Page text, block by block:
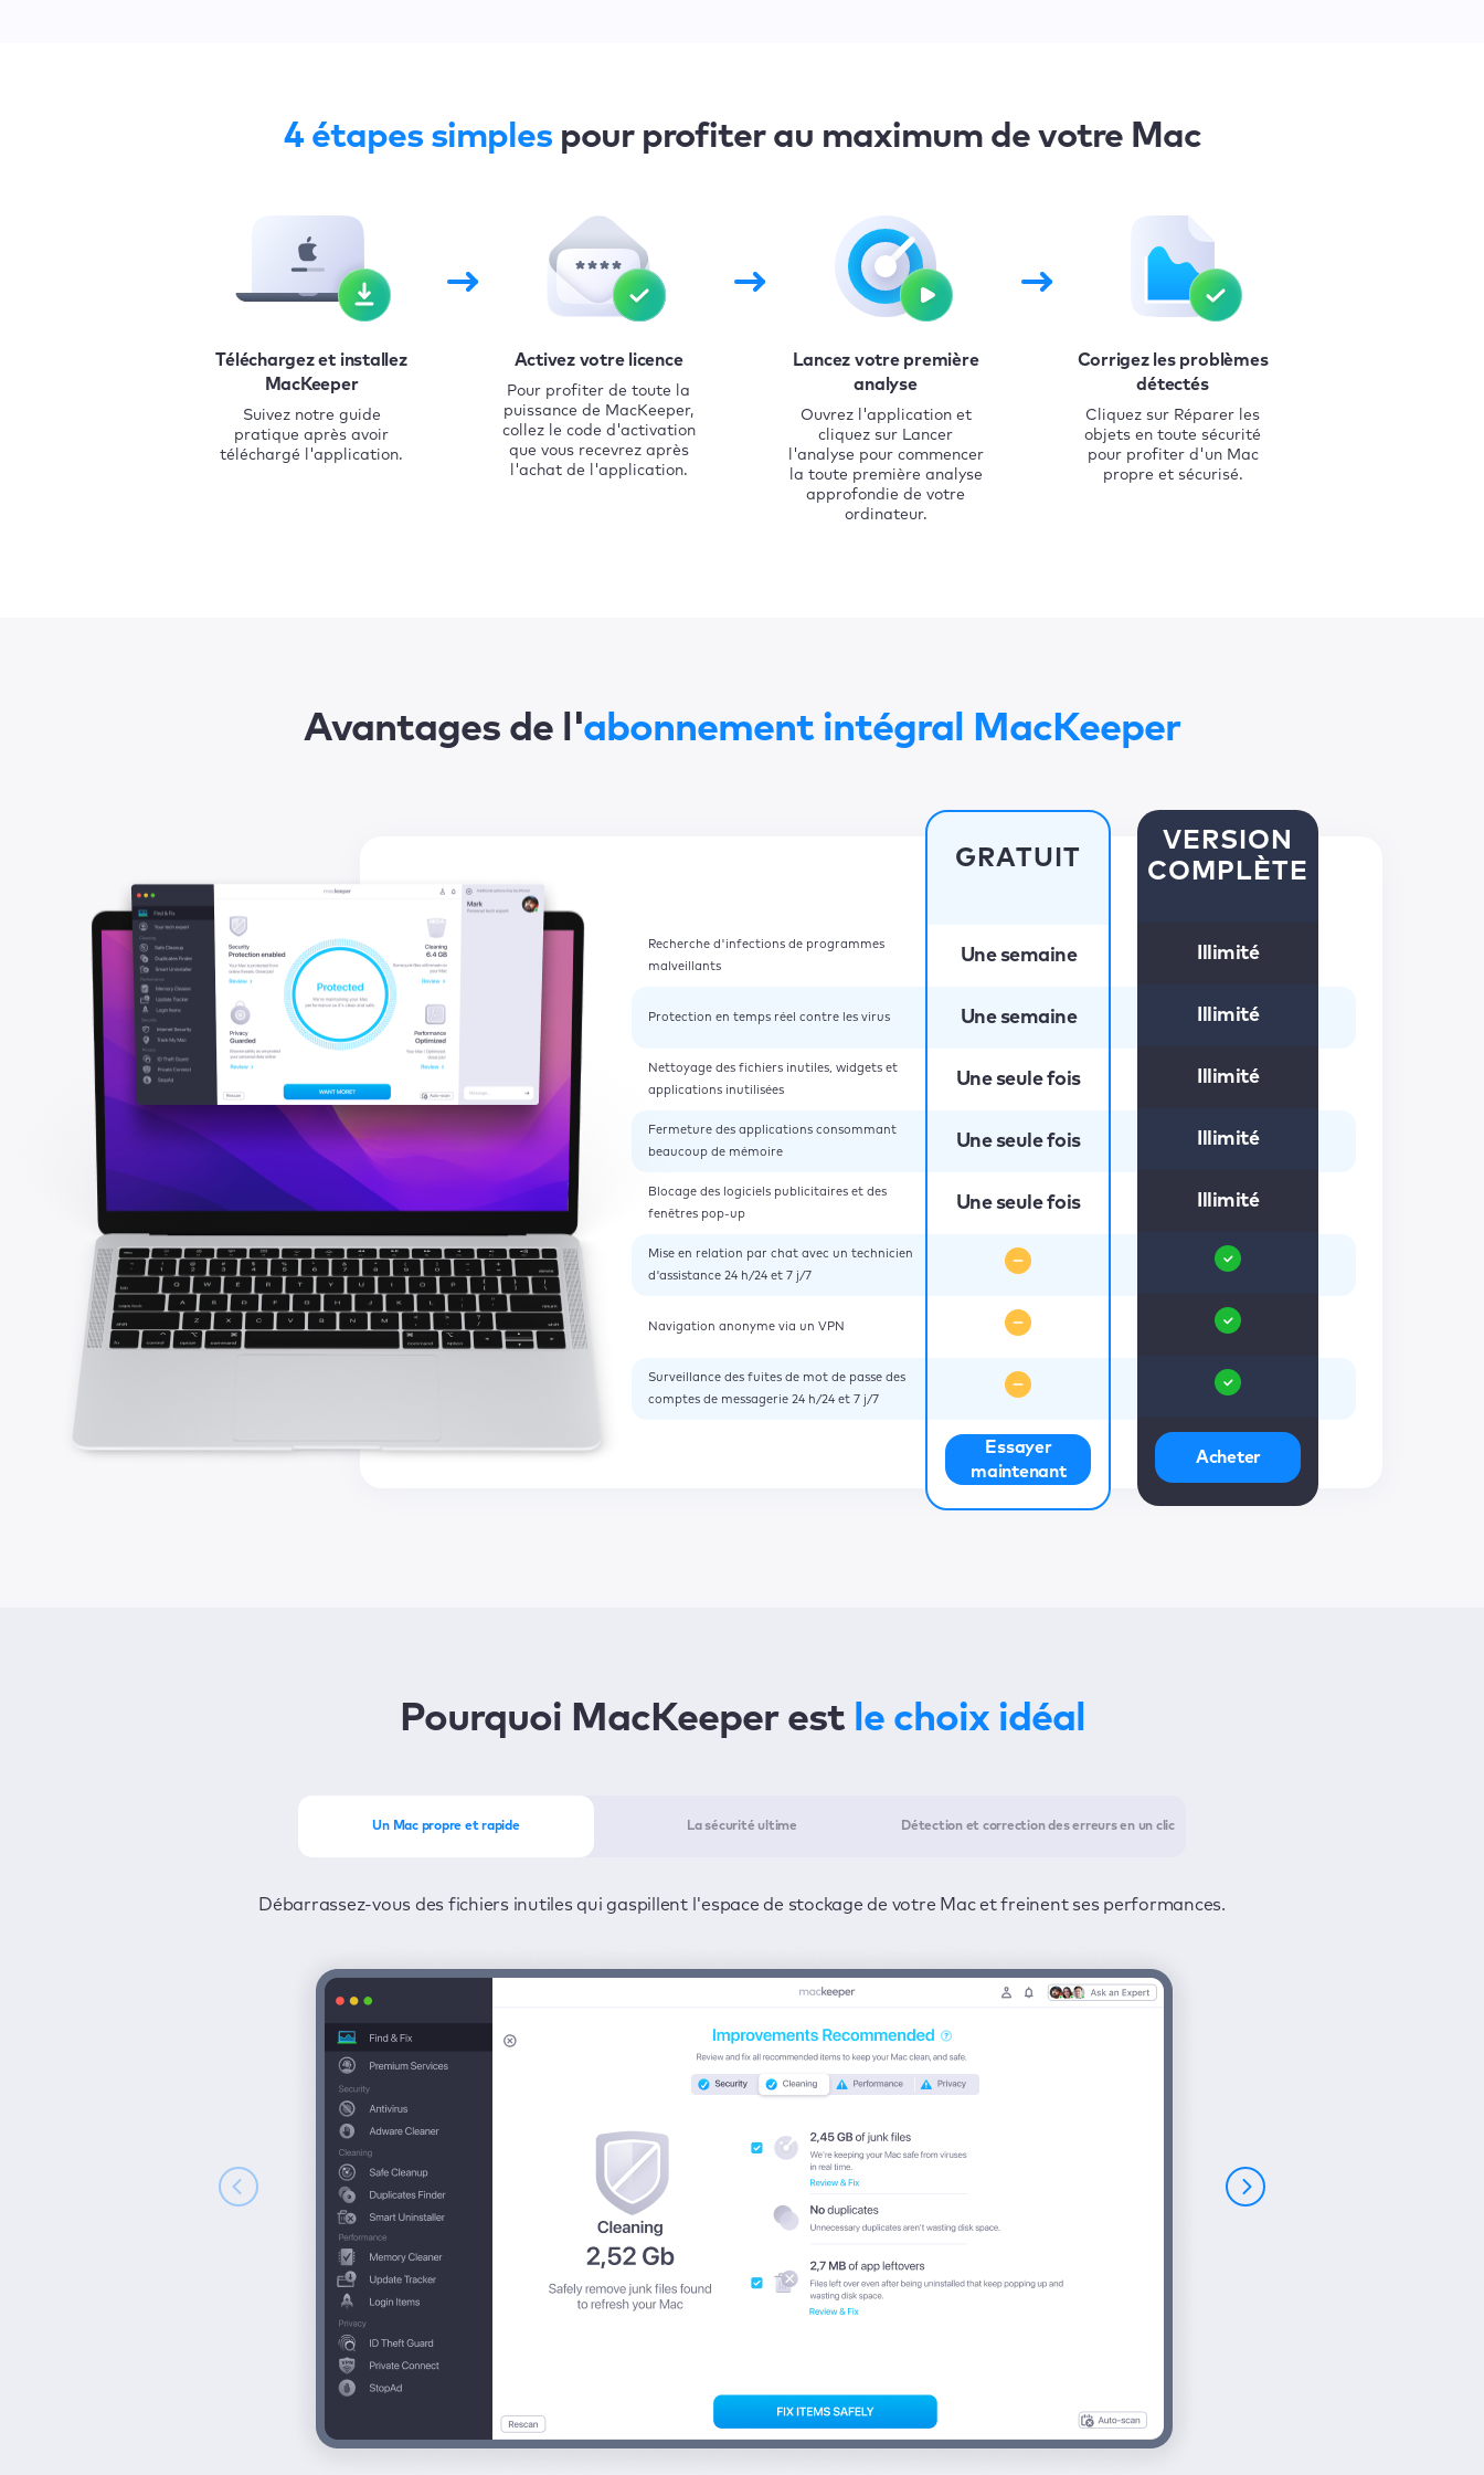
4 étapes simplespour profiter au maximum de votre Mac
Téléchargez et installez
MacKeeper
Suivez notre guide
pratique après avoir
téléchargé l'application.
Activez votre licence
Pour profiter de toute la
puissance de MacKeeper,
collez le code d'activation
que vous recevrez après
l'achat de l'application.
Lancez votre première
analyse
Ouvrez l'application et
cliquez sur Lancer
l'analyse pour commencer
la toute première analyse
approfondie de votre
ordinateur.
Corrigez les problèmes
détectés
Cliquez sur Réparer les
objets en toute sécurité
pour profiter d'un Mac
propre et sécurisé.
Avantages de l'abonnement intégral MacKeeper
Recherche d'infections de programmes
malveillants
Protection en temps réel contre les virus
Nettoyage des fichiers inutiles, widgets et
applications inutilisées
Fermeture des applications consommant
beaucoup de mémoire
Blocage des logiciels publicitaires et des
fenêtres pop-up
Mise en relation par chat avec un technicien
d'assistance 24 h/24 et 7 j/7
Navigation anonyme via un VPN
Surveillance des fuites de mot de passe des
comptes de messagerie 24 h/24 et 7 j/7
GRATUIT
Une semaine
Une semaine
Une seule fois
Une seule fois
Une seule fois
Essayer
maintenant
VERSION
COMPLÈTE
Illimité
Illimité
Illimité
Illimité
Illimité
Acheter
Pourquoi MacKeeper est le choix idéal
Un Mac propre et rapide La sécurité ultime Détection et correction des erreurs en un clic
Débarrassez-vous des fichiers inutiles qui gaspillent l'espace de stockage de votre Mac et freinent ses performances.
Protégez-vous contre les virus et les logiciels publicitaires 24 h/24 et 7 j/7 pour préserver la confidentialité de vos informations.
Profitez de tout le potentiel de MacKeeper en un minimum de temps : un clic suffit pour détecter les problèmes et un deuxième